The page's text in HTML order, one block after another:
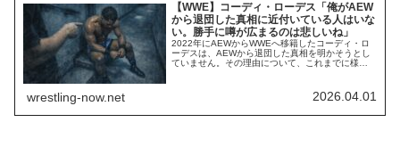
【WWE】コーディ・ローデス「俺がAEW
から退団した真相に近付いている人はいな
い。勝手に噂が広まるのは悲しいね」
2022年にAEWからWWEへ移籍したコーディ・ロ
ーデスは、AEWから退団した真相を明かそうとし
ていません。その理由について、これまでに様々
礼な扱いを受けることに耐えられなかった」と語
ったことはありましたが、その具体的な内容は不
wrestling-now.net 2026.04.01